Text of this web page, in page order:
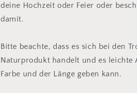
deine Hochzeit oder Feier oder
damit.
Bitte beachte, dass es sich bei den
Naturprodukt handelt und es leichte
Farbe und der Länge geben kann.